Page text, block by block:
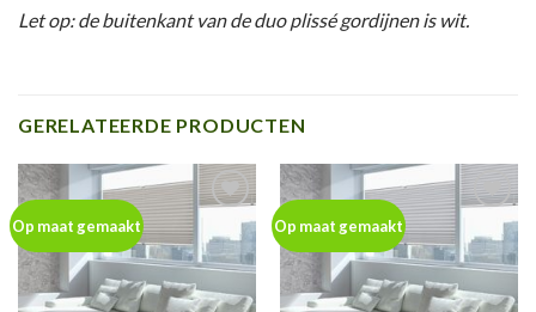
Let op: de buitenkant van de duo plissé gordijnen is wit.
GERELATEERDE PRODUCTEN
Op maat gemaakt
Toevoegen
aan
wenslijst
Op maat gemaakt
Toevoegen
aan
wenslijst